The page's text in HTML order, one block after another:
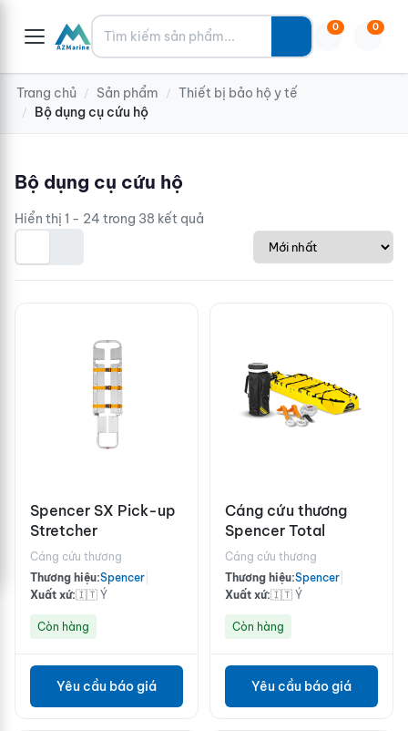
Tìm kiếm 0 0
Trang chủ / Sản phẩm / Thiết bị bảo hộ y tế
/ Bộ dụng cụ cứu hộ
Bộ dụng cụ cứu hộ
Hiển thị 1 - 24 trong 38 kết quả
Spencer SX Pick-up
Stretcher
Cáng cứu thương
Thương hiệu:Spencer
Xuất xứ:🇮🇹 Ý
Còn hàng
Yêu cầu báo giá
Cáng cứu thương
Spencer Total
Cáng cứu thương
Thương hiệu:Spencer
Xuất xứ:🇮🇹 Ý
Còn hàng
Yêu cầu báo giá